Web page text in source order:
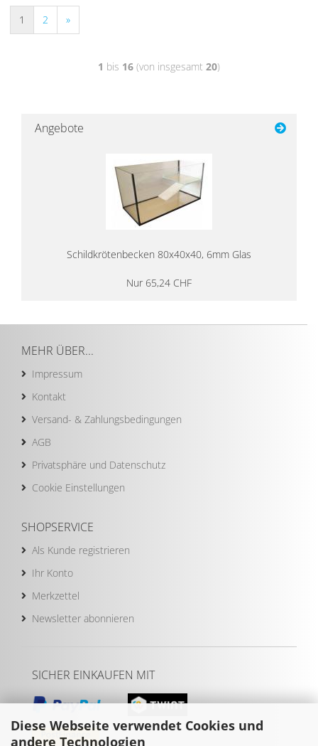
Diese Webseite verwendet Cookies und
andere Technologien
1 2 »
1 bis 16 (von insgesamt 20)
Angebote
Schild­krö­ten­be­cken 80x40x40, 6mm Glas
Nur 65,24 CHF
MEHR ÜBER...
Impressum
Kontakt
Versand- & Zahlungsbedingungen
AGB
Privatsphäre und Datenschutz
Cookie Einstellungen
SHOPSERVICE
Als Kunde registrieren
Ihr Konto
Merkzettel
Newsletter abonnieren
SICHER EINKAUFEN MIT